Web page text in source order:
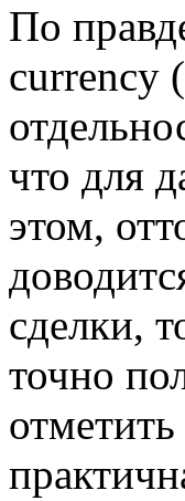
Пo
currency
что для
этом,
сделки,
точно